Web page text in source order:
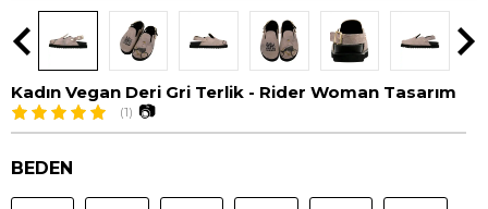
Kadın Vegan Deri Gri Terlik - Rider Woman Tasarım
(1) 📷
BEDEN